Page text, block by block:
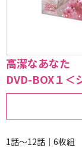
高潔なあなた
DVD-BOX１＜
1話～12話｜6枚組